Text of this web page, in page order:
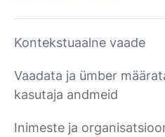
Kontekstuaalne vaade
Vaadata ja ümber
kasutaja andmeid
Inimeste ja